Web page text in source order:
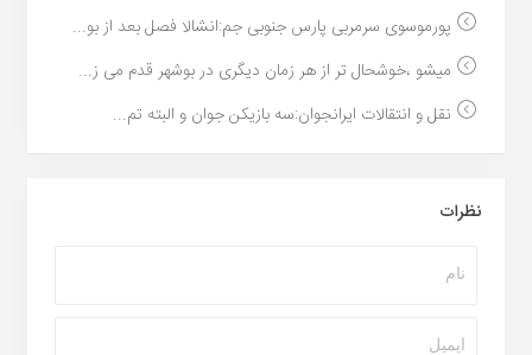
پورموسوی سرمربی پارس جنوبی جم:انشالا فصل بعد از بو...
میشو ،خوشحال تر از هر زمان دیگری در بوشهر قدم می ز...
نقل و انتقالات ایرانجوان:سه بازیکن جوان و البته تم...
نظرات